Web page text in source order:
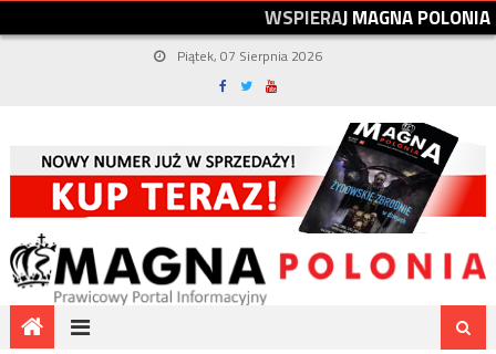
WSPIERAJMAGNAPOLONIA
Piątek, 07 Sierpnia 2026